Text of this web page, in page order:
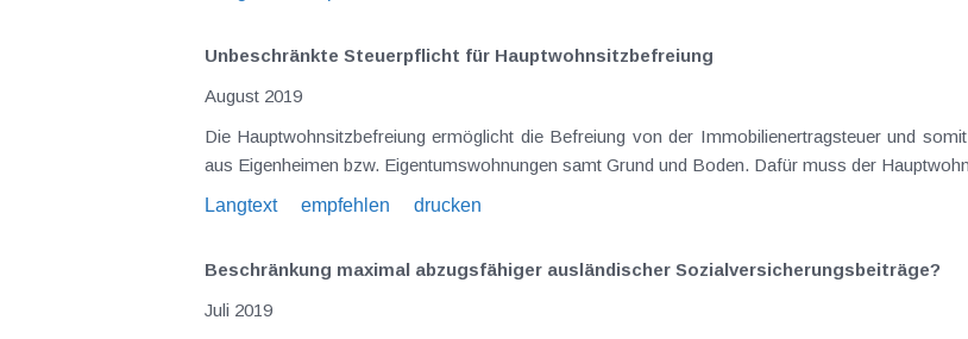
Unbeschränkte Steuerpflicht für Hauptwohnsitzbefreiung
August 2019
Die Hauptwohnsitzbefreiung ermöglicht die Befreiung von der Immobilienertragsteuer und somit die steuerliche Freistellung des Veräußerungserlöses
Langtext
empfehlen drucken
Beschränkung maximal abzugsfähiger ausländischer Sozialversicherungsbeiträge?
Juli 2019